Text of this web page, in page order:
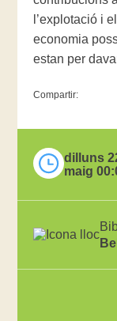
l’explotació i
economia
estan per
Compartir:
dilluns
maig